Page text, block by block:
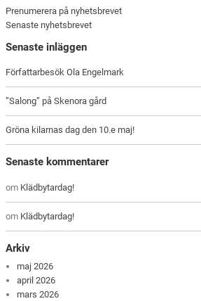
Prenumerera på nyhetsbrevet
Senaste nyhetsbrevet
Senaste inläggen
Författarbesök Ola Engelmark
”Salong” på Skenora gård
Gröna kilarnas dag den 10.e maj!
Senaste kommentarer
om Klädbytardag!
om Klädbytardag!
Arkiv
maj 2026
april 2026
mars 2026